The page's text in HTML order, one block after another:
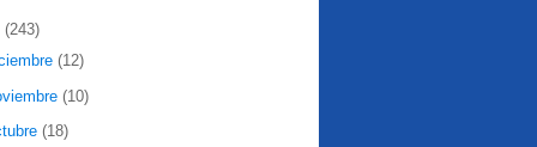
(243)
(12)
(10)
(18)